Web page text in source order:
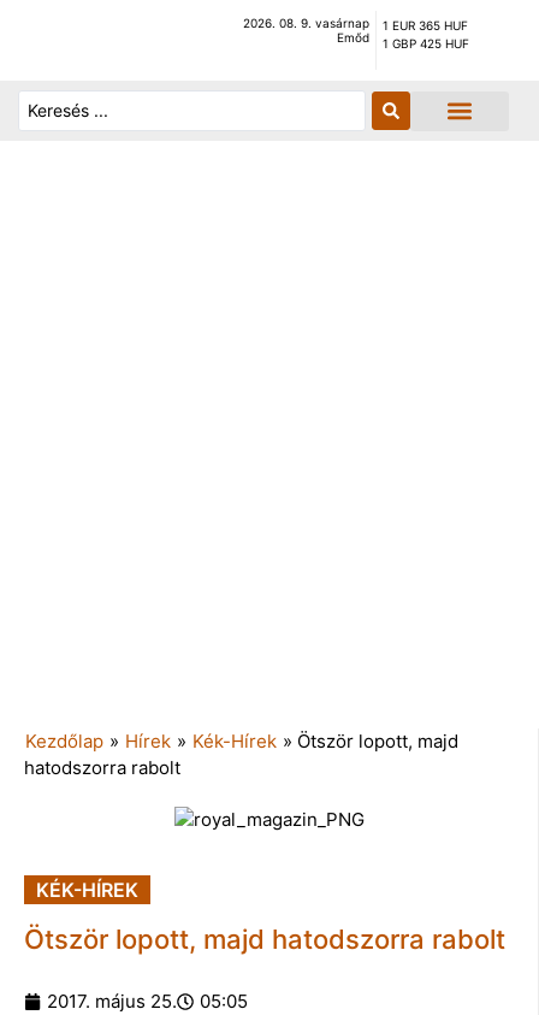
2026. 08. 9. vasárnap
Emőd
1 EUR 365 HUF
1 GBP 425 HUF
Kezdőlap » Hírek » Kék-Hírek » Ötször lopott, majd
hatodszorra rabolt
KÉK-HÍREK
Ötször lopott, majd hatodszorra rabolt
2017. május 25. 05:05